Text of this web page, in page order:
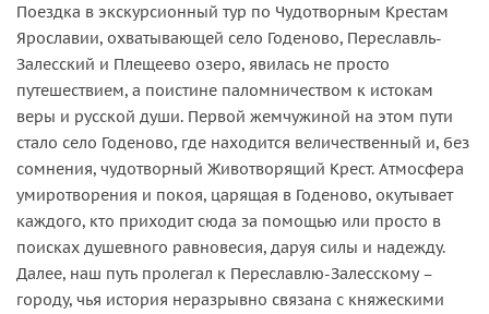
Поездка в экскурсионный тур по Чудотворным Крестам
Ярославии, охватывающей село Годеново, Переславль-
Залесский и Плещеево озеро, явилась не просто
путешествием, а поистине паломничеством к истокам
веры и русской души. Первой жемчужиной на этом пути
стало село Годеново, где находится величественный и, без
сомнения, чудотворный Животворящий Крест. Атмосфера
умиротворения и покоя, царящая в Годеново, окутывает
каждого, кто приходит сюда за помощью или просто в
поисках душевного равновесия, даруя силы и надежду.
Далее, наш путь пролегал к Переславлю-Залесскому –
городу, чья история неразрывно связана с княжескими